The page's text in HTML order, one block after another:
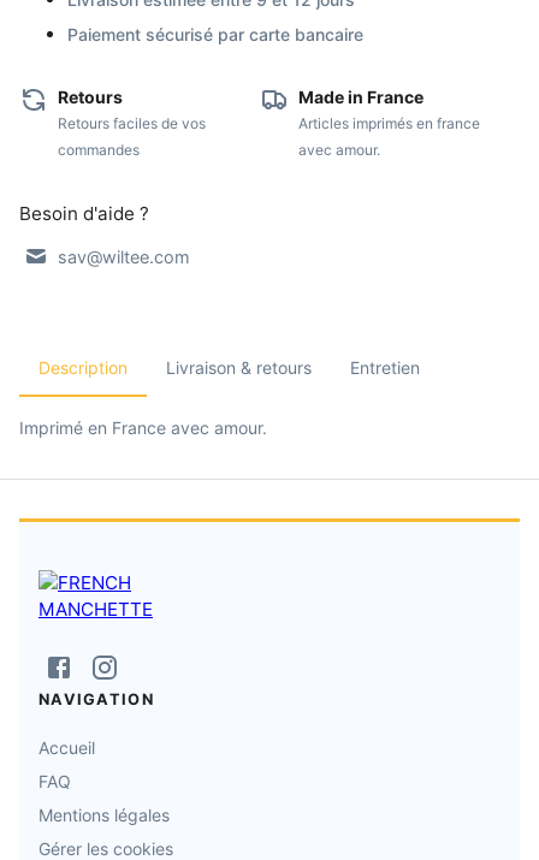
Paiement sécurisé par carte bancaire
Retours
Retours faciles de vos
commandes
Made in France
Articles imprimés en france
avec amour.
Besoin d'aide ?
sav@wiltee.com
Description Livraison & retours Entretien
Imprimé en France avec amour.
NAVIGATION
Accueil
FAQ
Mentions légales
Gérer les cookies